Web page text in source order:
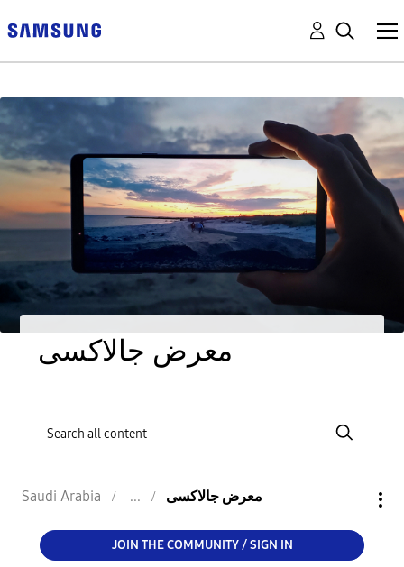
معرض جالاكسى
Saudi Arabia معرض جالاكسى
JOIN THE COMMUNITY / SIGN IN